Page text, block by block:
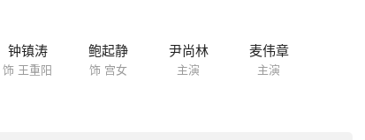
钟镇涛
饰 王重阳
鲍起静
饰 宫女
尹尚林
主演
麦伟章
主演